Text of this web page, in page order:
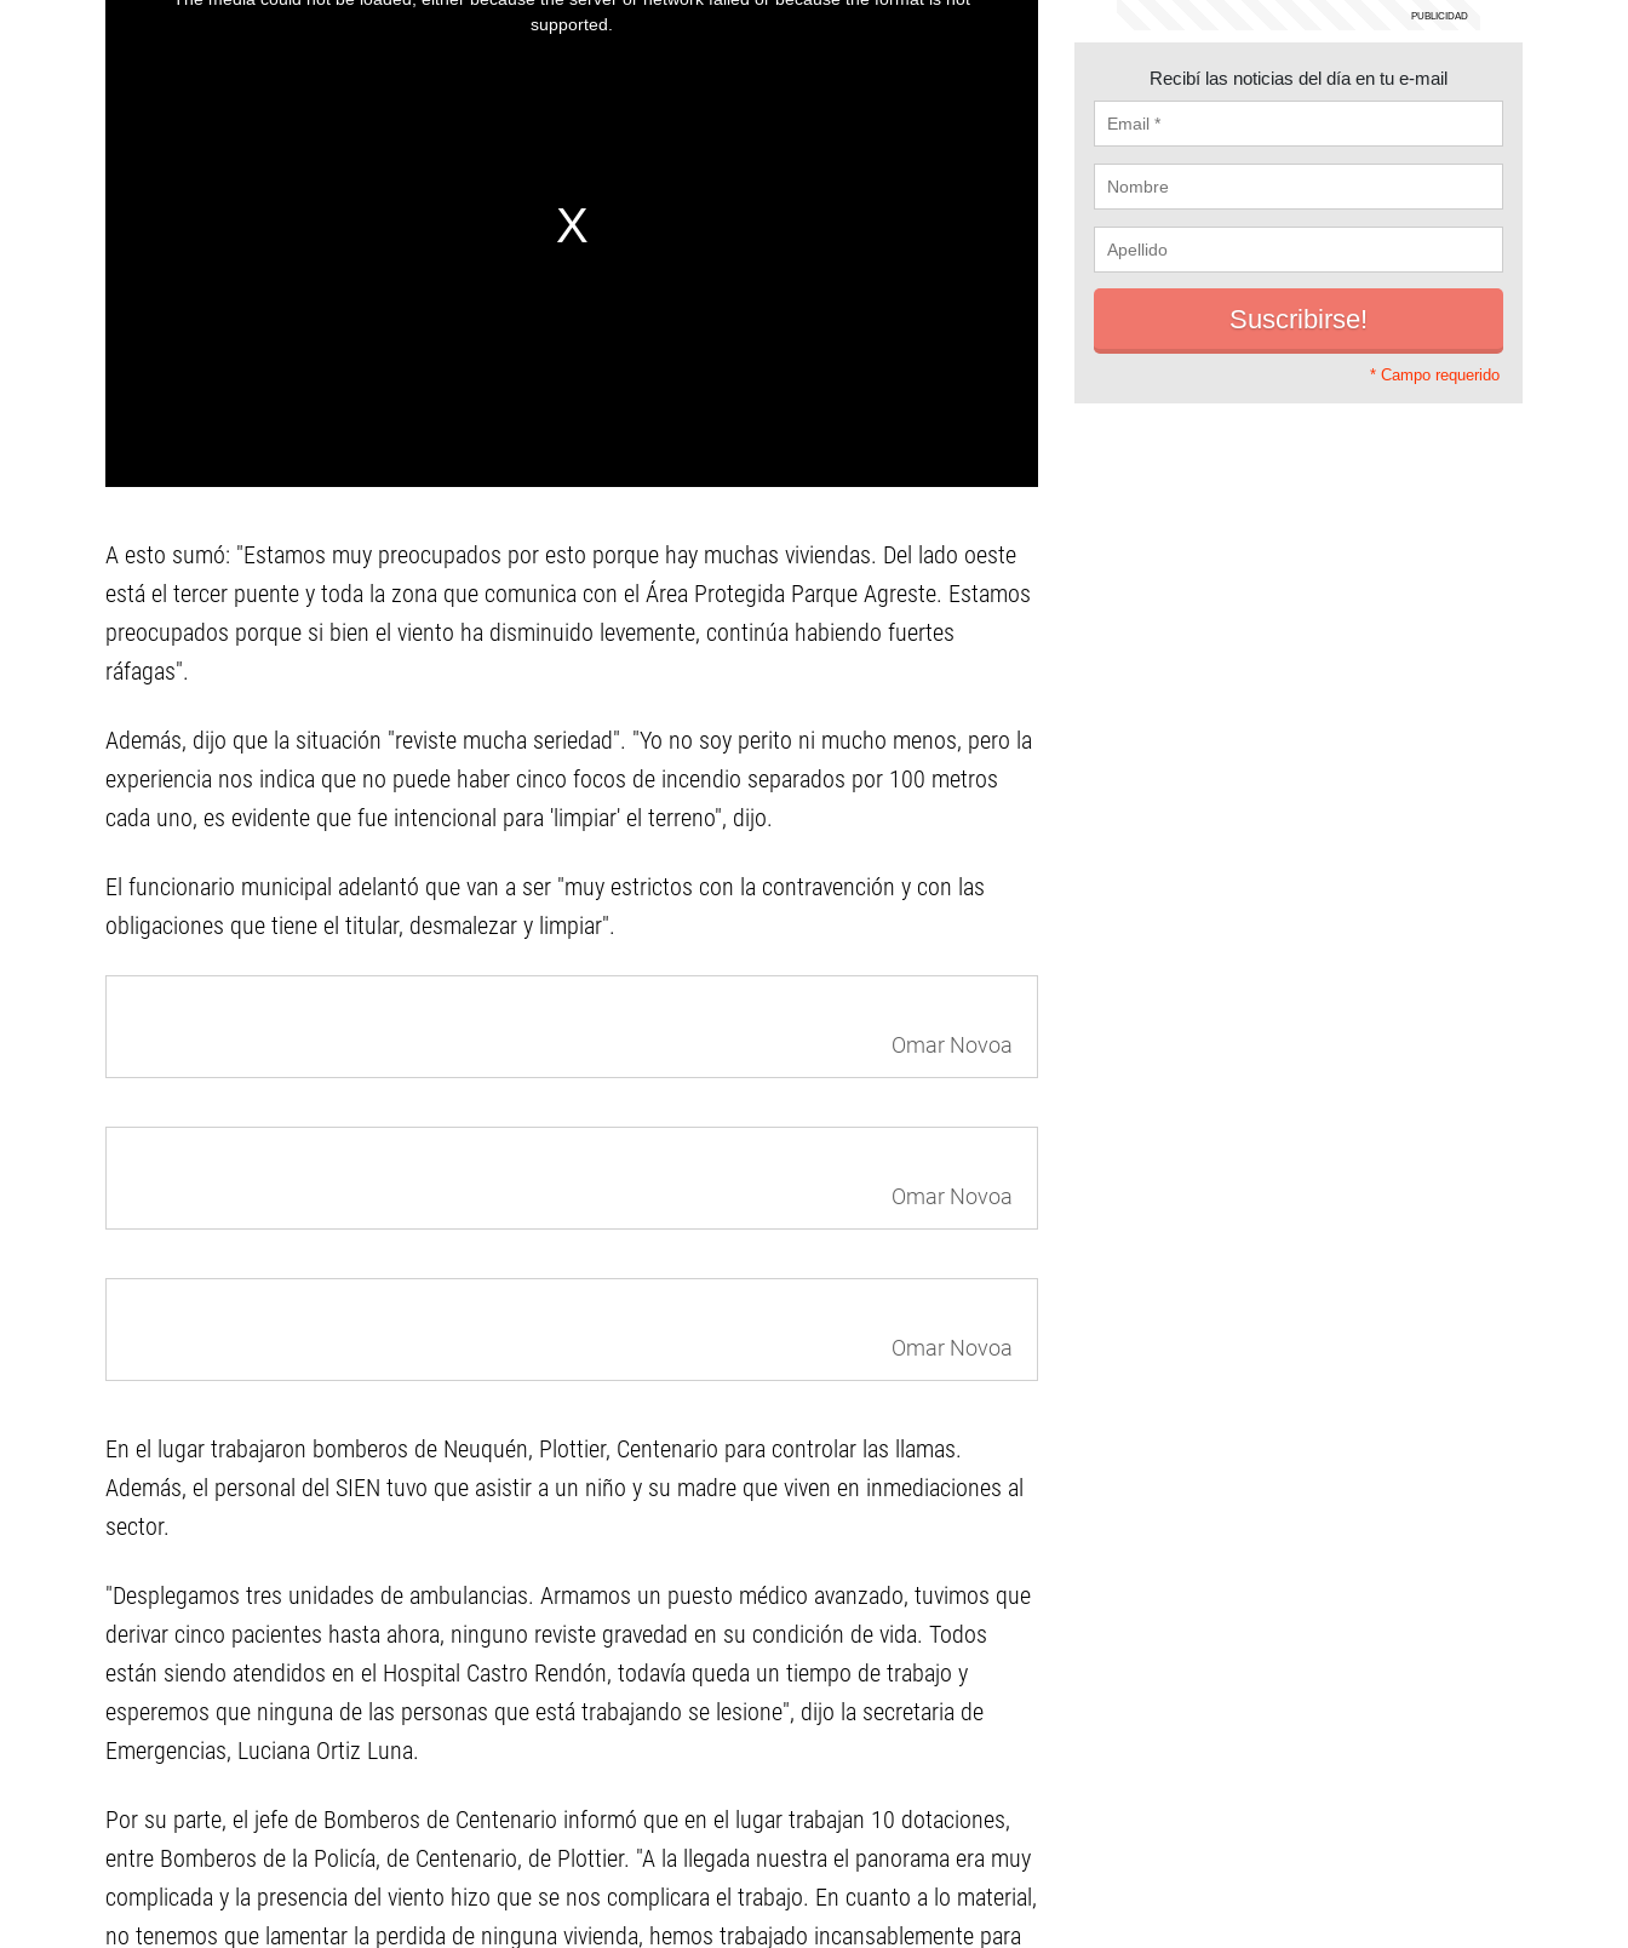
A esto sumó: "Estamos muy preocupados por esto porque hay muchas viviendas. Del lado oeste
está el tercer puente y toda la zona que comunica con el Área Protegida Parque Agreste. Estamos
preocupados porque si bien el viento ha disminuido levemente, continúa habiendo fuertes
ráfagas".
Además, dijo que la situación "reviste mucha seriedad". "Yo no soy perito ni mucho menos, pero la
experiencia nos indica que no puede haber cinco focos de incendio separados por 100 metros
cada uno, es evidente que fue intencional para 'limpiar' el terreno", dijo.
El funcionario municipal adelantó que van a ser "muy estrictos con la contravención y con las
obligaciones que tiene el titular, desmalezar y limpiar".
Omar Novoa
Omar Novoa
Omar Novoa
En el lugar trabajaron bomberos de Neuquén, Plottier, Centenario para controlar las llamas.
Además, el personal del SIEN tuvo que asistir a un niño y su madre que viven en inmediaciones al
sector.
"Desplegamos tres unidades de ambulancias. Armamos un puesto médico avanzado, tuvimos que
derivar cinco pacientes hasta ahora, ninguno reviste gravedad en su condición de vida. Todos
están siendo atendidos en el Hospital Castro Rendón, todavía queda un tiempo de trabajo y
esperemos que ninguna de las personas que está trabajando se lesione", dijo la secretaria de
Emergencias, Luciana Ortiz Luna.
Por su parte, el jefe de Bomberos de Centenario informó que en el lugar trabajan 10 dotaciones,
entre Bomberos de la Policía, de Centenario, de Plottier. "A la llegada nuestra el panorama era muy
complicada y la presencia del viento hizo que se nos complicara el trabajo. En cuanto a lo material,
no tenemos que lamentar la perdida de ninguna vivienda, hemos trabajado incansablemente para
Recibí las noticias del día en tu e-mail
* Campo requerido